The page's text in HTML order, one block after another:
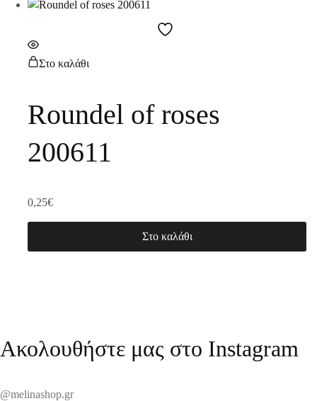
Στο καλάθι
Roundel of roses
200611
0,25€
Στο καλάθι
Ακολουθήστε μας στο Instagram
@melinashop.gr